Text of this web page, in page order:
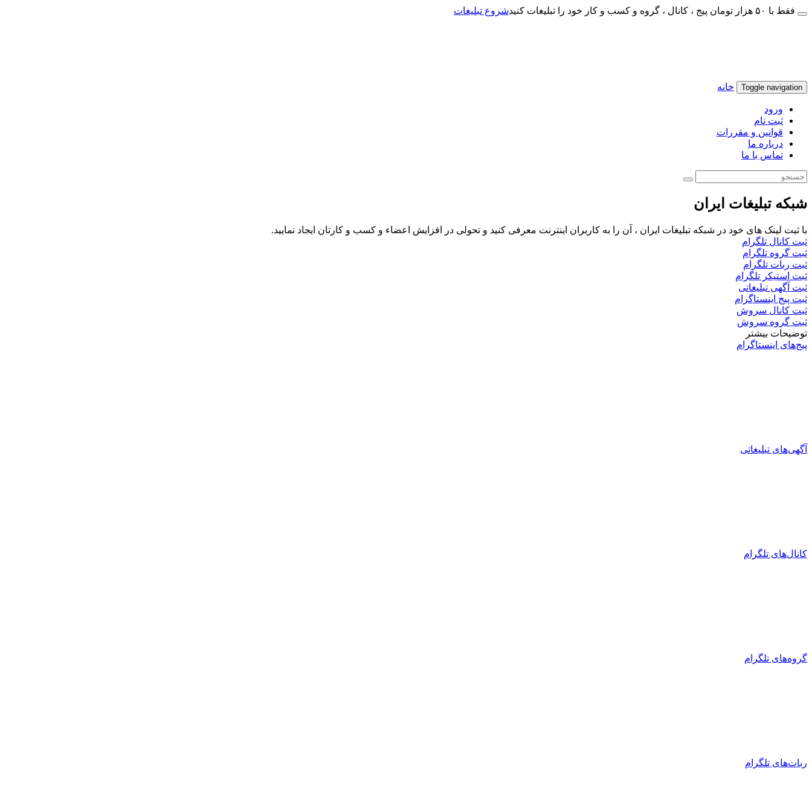
فقط با ۵۰ هزار تومان پیج ، کانال ، گروه و کسب و کار خود را تبلیغات کنید شروع تبلیغات
Toggle navigation خانه
ورود
ثبت نام
قوانین و مقررات
درباره ما
تماس با ما
شبکه تبلیغات ایران
با ثبت لینک های خود در شبکه تبلیغات ایران ، آن را به کاربران اینترنت معرفی کنید و تحولی در افزایش اعضاء و کسب و کارتان ایجاد نمایید.
ثبت کانال تلگرام
ثبت گروه تلگرام
ثبت ربات تلگرام
ثبت استیکر تلگرام
ثبت آگهی تبلیغاتی
ثبت پیج اینستاگرام
ثبت کانال سروش
ثبت گروه سروش
توضیحات بیشتر
پیج‌های اینستاگرام
آگهی‌های تبلیغاتی
کانال‌های تلگرام
گروه‌های تلگرام
ربات‌های تلگرام